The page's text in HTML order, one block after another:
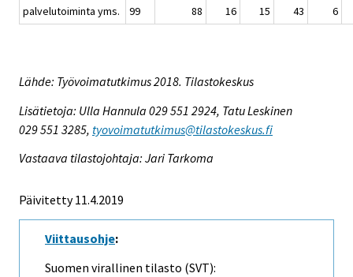
palvelutoiminta yms. 99 88 16 15 43 6
Lähde: Työvoimatutkimus 2018. Tilastokeskus
Lisätietoja: Ulla Hannula 029 551 2924, Tatu Leskinen
029 551 3285, tyovoimatutkimus@tilastokeskus.fi
Vastaava tilastojohtaja: Jari Tarkoma
Päivitetty 11.4.2019
Viittausohje:
Suomen virallinen tilasto (SVT):